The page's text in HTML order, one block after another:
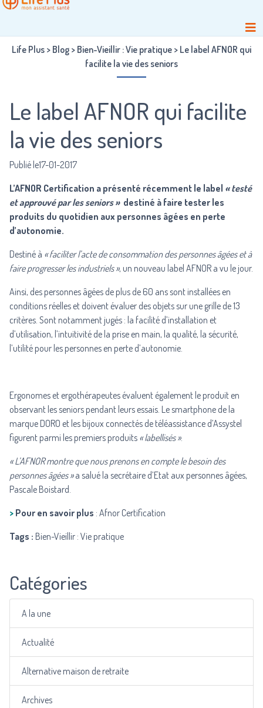
Life Plus > Blog > Bien-Vieillir : Vie pratique > Le label AFNOR qui
facilite la vie des seniors
Le label AFNOR qui facilite
la vie des seniors
Publié le17-01-2017
L’AFNOR Certification a présenté récemment le label « testé
et approuvé par les seniors »destiné à faire tester les
produits du quotidien aux personnes âgées en perte
d’autonomie.
Destiné à « faciliter l’acte de consommation des personnes âgées et à
faire progresser les industriels », un nouveau label AFNOR a vu le jour.
Ainsi, des personnes âgées de plus de 60 ans sont installées en
conditions réelles et doivent évaluer des objets sur une grille de 13
critères. Sont notamment jugés : la facilité d’installation et
d’utilisation, l’intuitivité de la prise en main, la qualité, la sécurité,
l’utilité pour les personnes en perte d’autonomie.
Ergonomes et ergothérapeutes évaluent également le produit en
observant les seniors pendant leurs essais. Le smartphone de la
marque DORO et les bijoux connectés de téléassistance d’Assystel
figurent parmi les premiers produits « labellisés ».
« L’AFNOR montre que nous prenons en compte le besoin des
personnes âgées »a salué la secrétaire d’Etat aux personnes âgées,
Pascale Boistard.
> Pour en savoir plus : Afnor Certification
Tags : Bien-Vieillir : Vie pratique
Catégories
A la une
Actualité
Alternative maison de retraite
Archives